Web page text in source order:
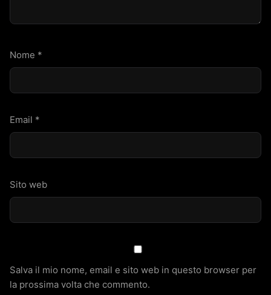
Nome *
Email *
Sito web
Salva il mio nome, email e sito web in questo browser per
la prossima volta che commento.